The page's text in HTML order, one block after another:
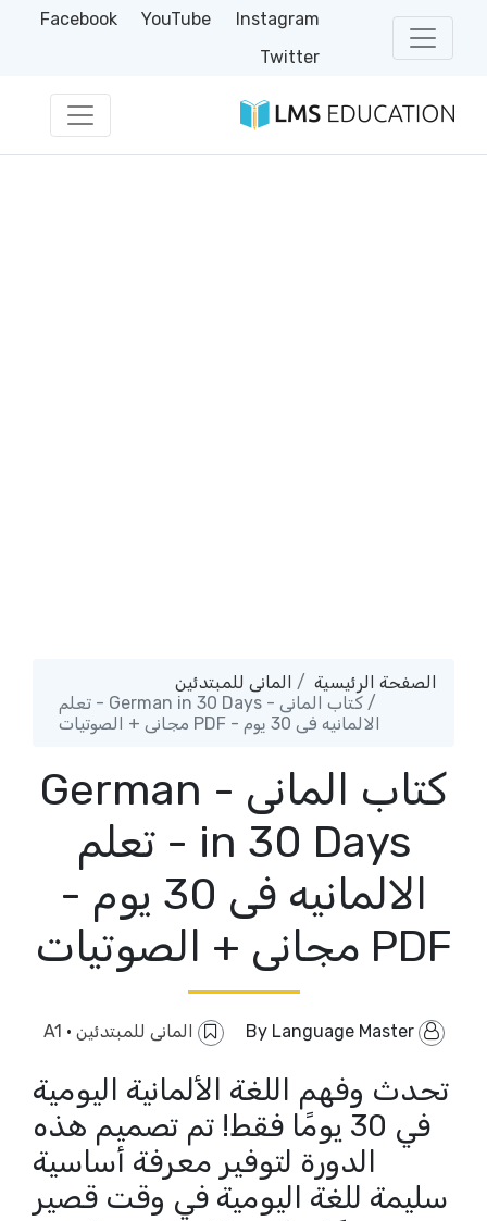
Instagram
YouTube
Facebook
Twitter
الصفحة الرئيسية
المانى للمبتدئين
كتاب المانى - German in 30 Days - تعلم
الالمانيه فى 30 يوم - PDF مجانى + الصوتيات
كتاب المانى - German
in 30 Days - تعلم
الالمانيه فى 30 يوم -
PDF مجانى + الصوتيات
By
Language Master المانى للمبتدئين ·
A1
تحدث وفهم اللغة الألمانية اليومية
في 30 يومًا فقط! تم تصميم هذه
الدورة لتوفير معرفة أساسية
سليمة للغة اليومية في وقت قصير